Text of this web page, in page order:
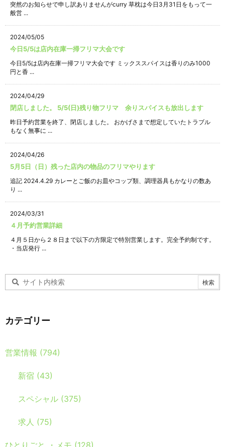
突然のお知らせで申し訳ありませんがcurry 草枕は今日3月31日をもって一
般営 ...
2024/05/05
今日5/5は店内在庫一掃フリマ大会です
今日5/5は店内在庫一掃フリマ大会です ミックススパイスは香りのみ1000
円と香 ...
2024/04/29
閉店しました。 5/5(日)残り物フリマ 余りスパイスも放出します
昨日予約営業を終了、閉店しました。 おかげさまで想定していたトラブル
もなく無事に ...
2024/04/26
5月5日（日）残った店内の物品のフリマやります
追記 2024.4.29 カレーとご飯のお皿やコップ類、調理器具もかなりの数あ
り ...
2024/03/31
４月予約営業詳細
４月５日から２８日まで以下の方限定で特別営業します。完全予約制です。
・当店発行 ...
カテゴリー
営業情報 (794)
新宿 (43)
スペシャル (375)
求人 (75)
ひとりごと ・メモ (128)